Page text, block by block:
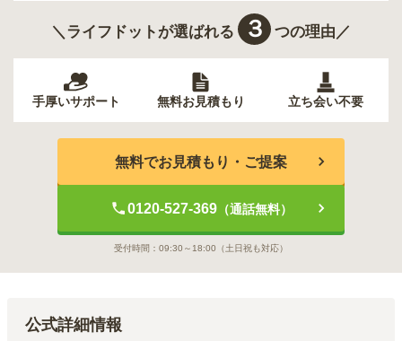
＼ライフドットが選ばれる ３ つの理由／
手厚いサポート 無料お見積もり 立ち会い不要
無料でお見積もり・ご提案
0120-527-369（通話無料）
受付時間： 09:30～18:00 （土日祝も対応）
公式詳細情報